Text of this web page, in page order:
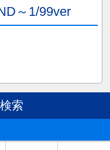
～1/99ver
索